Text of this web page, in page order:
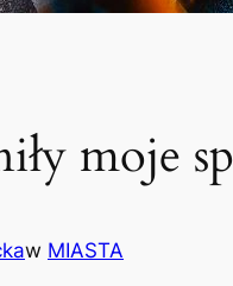
moje
w MIASTA